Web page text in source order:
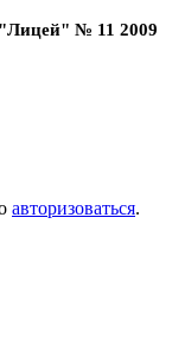
"Лицей" № 11 2009
авторизоваться.